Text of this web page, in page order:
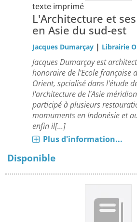
texte imprimé
L'Architecture et
en Asie du sud-est
Jacques Dumarçay | Librairie
Jacques Dumarçay est
honoraire de l'Ecole française
Orient, spcialisé dans l'étude
l'architecture de l'Asie
participé à plusieurs
momuments en Indonésie et
enfin il[...]
Plus d'information...
Disponible